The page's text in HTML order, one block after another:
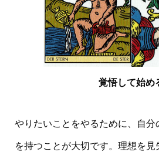
覚悟して始め
やりたいことをやるために、自分
を持つことが大切です。理想を